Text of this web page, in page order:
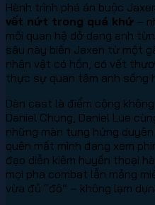
Hành trình phá án buộc
vết nứt trong quá khứ –
mối quan hệ dở dang anh
sâu này biến Jaxen từ một
nhân vật có hồn, có vết
thực sự quan tâm anh sống
Dàn cast là điểm cộng
Daniel Chung, Daniel Lue
những màn tung hứng
quên mất mình đang xem
đạo diễn kiêm huyền thoại
mọi pha combat lẫn mảng
vừa đủ “đô” – không lạm